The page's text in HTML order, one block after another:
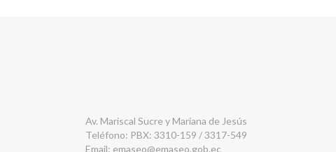
Av. Mariscal Sucre y Mariana de Jesús
Teléfono: PBX: 3310-159 / 3317-549
Email: emaseo@emaseo.gob.ec